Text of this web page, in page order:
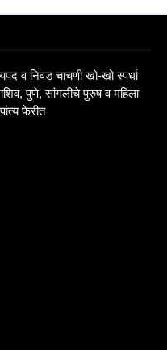
व निवड चाचणी खो-खो स्पर्धा
पुणे, सांगलीचे पुरुष व महिला
फेरीत